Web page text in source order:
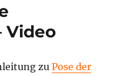
Video
zuPose der